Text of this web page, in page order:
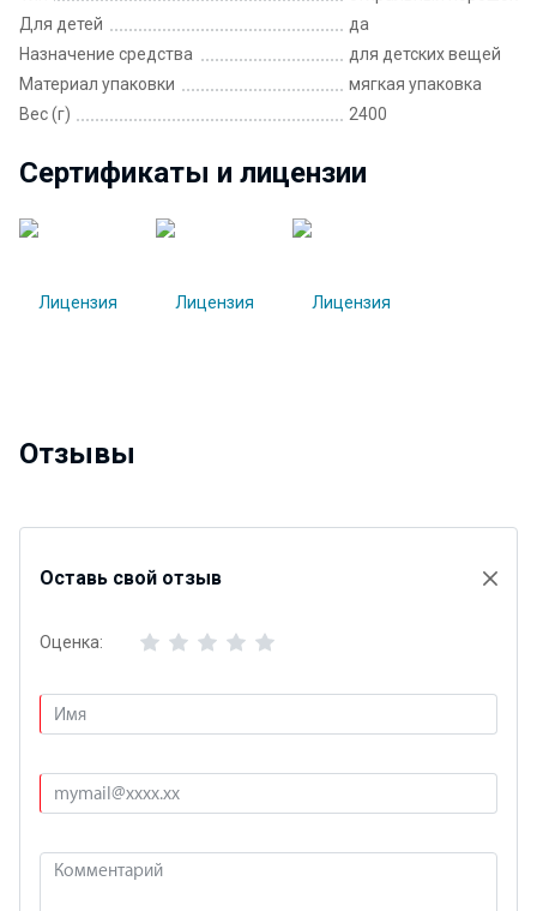
Для детей
да
Назначение средства
для детских вещей
Материал упаковки
мягкая упаковка
Вес (г)
2400
Сертификаты и лицензии
Отзывы
Оставь свой отзыв
Оценка: